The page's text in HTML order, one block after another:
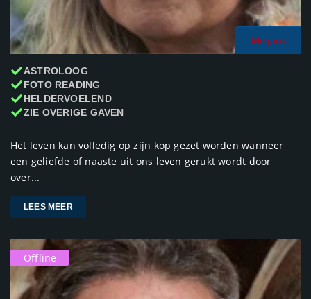
Mirjam
ASTROLOOG
FOTO READING
HELDERVOELEND
ZIE OVERIGE GAVEN
Het leven kan volledig op zijn kop gezet worden wanneer
een geliefde of naaste uit ons leven gerukt wordt door
over...
LEES MEER
Offline